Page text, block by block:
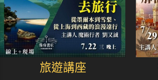
旅遊講座